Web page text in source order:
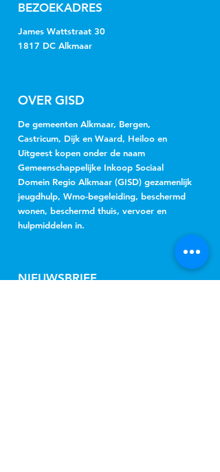
BEZOEKADRES
James Wattstraat 30
1817 DC Alkmaar
OVER GISD
De gemeenten Alkmaar, Bergen,
Castricum, Dijk en Waard, Heiloo en
Uitgeest kopen onder de naam
Gemeenschappelijke Inkoop Sociaal
Domein Regio Alkmaar (GISD) gezamenlijk
jeugdhulp, Wmo-begeleiding, beschermd
wonen, beschermd thuis, vervoer en
hulpmiddelen in.
NIEUWSBRIEF